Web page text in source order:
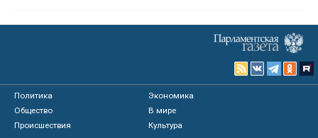
Политика
Экономика
Общество
В мире
Происшествия
Культура